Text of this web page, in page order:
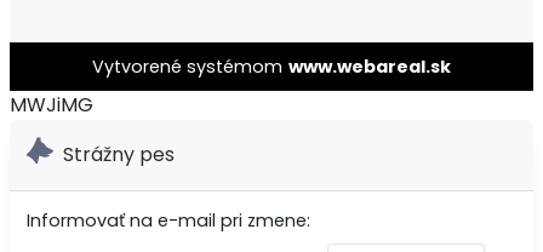
Vytvorené systémom www.webareal.sk
MWJiMG
Strážny pes
Informovať na e-mail pri zmene: